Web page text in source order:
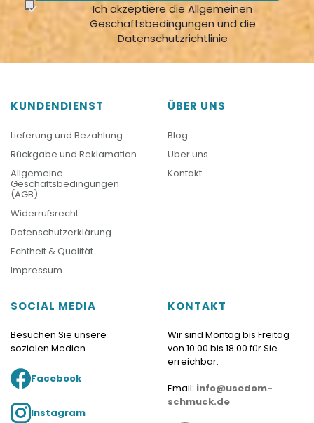
Ich akzeptiere die Allgemeinen
Geschäftsbedingungen und die
Datenschutzrichtlinie
KUNDENDIENST
Lieferung und Bezahlung
Rückgabe und Reklamation
Allgemeine
Geschäftsbedingungen
(AGB)
Widerrufsrecht
Datenschutzerklärung
Echtheit & Qualität
Impressum
ÜBER UNS
Blog
Über uns
Kontakt
SOCIAL MEDIA
Besuchen Sie unsere
sozialen Medien
Facebook
Instagram
KONTAKT
Wir sind Montag bis Freitag
von 10:00 bis 18:00 für Sie
erreichbar.
Email: info@usedom-
schmuck.de